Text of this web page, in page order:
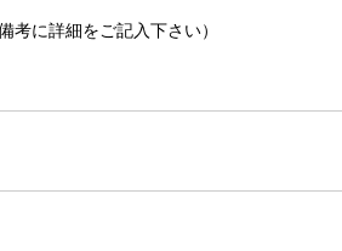
考に詳細をご記入下さい）